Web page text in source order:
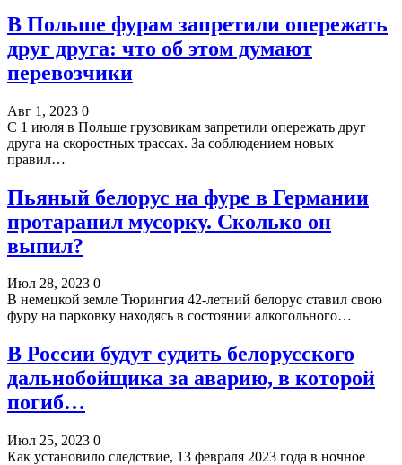
В Польше фурам запретили опережать
друг друга: что об этом думают
перевозчики
Авг 1, 2023 0
С 1 июля в Польше грузовикам запретили опережать друг
друга на скоростных трассах. За соблюдением новых
правил…
Пьяный белорус на фуре в Германии
протаранил мусорку. Сколько он
выпил?
Июл 28, 2023 0
В немецкой земле Тюрингия 42-летний белорус ставил свою
фуру на парковку находясь в состоянии алкогольного…
В России будут судить белорусского
дальнобойщика за аварию, в которой
погиб…
Июл 25, 2023 0
Как установило следствие, 13 февраля 2023 года в ночное